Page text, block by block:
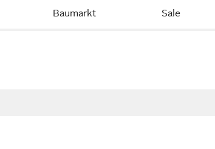
Baumarkt Sale